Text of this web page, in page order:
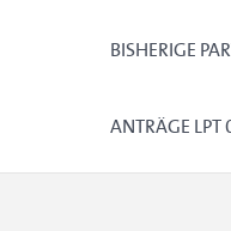
BISHERIGE
ANTRÄGE